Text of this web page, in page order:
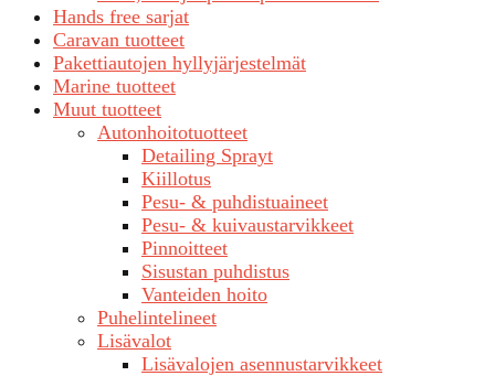
Hands free sarjat
Caravan tuotteet
Pakettiautojen hyllyjärjestelmät
Marine tuotteet
Muut tuotteet
Autonhoitotuotteet
Detailing Sprayt
Kiillotus
Pesu- & puhdistuaineet
Pesu- & kuivaustarvikkeet
Pinnoitteet
Sisustan puhdistus
Vanteiden hoito
Puhelintelineet
Lisävalot
Lisävalojen asennustarvikkeet